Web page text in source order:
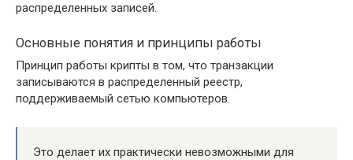
распределенных записей.
Основные понятия и принципы работы
Принцип работы крипты в том, что транзакции
записываются в распределенный реестр,
поддерживаемый сетью компьютеров.
Это делает их практически невозможными для